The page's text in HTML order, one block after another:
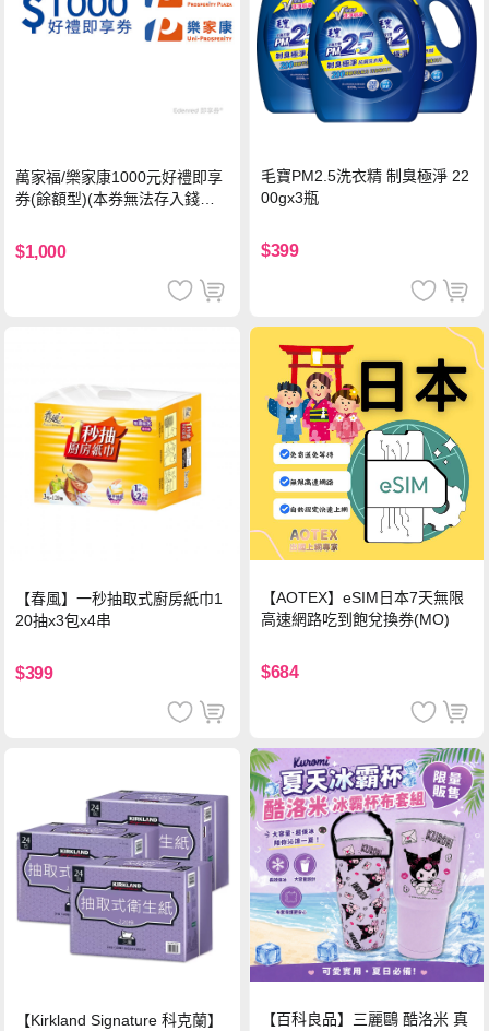
萬家福/樂家康1000元好禮即享
券(餘額型)(本券無法存入錢包
$1,000
毛寶PM2.5洗衣精 制臭極淨 22
00gx3瓶
$399
【春風】一秒抽取式廚房紙巾1
20抽x3包x4串
$399
【AOTEX】eSIM日本7天無限
高速網路吃到飽兌換券(MO)
$684
【Kirkland Signature 科克蘭】
【百科良品】三麗鷗 酷洛米 真